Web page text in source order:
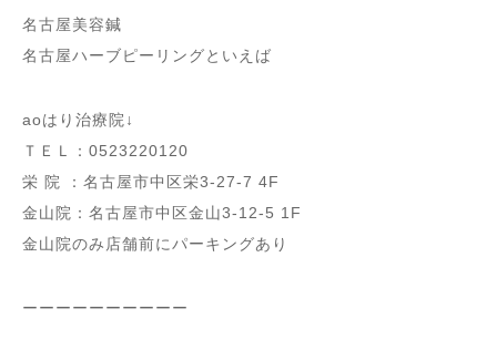
名古屋美容鍼
名古屋ハーブピーリングといえば
aoはり治療院↓
ＴＥＬ：0523220120
栄 院 ：名古屋市中区栄3-27-7 4F
金山院：名古屋市中区金山3-12-5 1F
金山院のみ店舗前にパーキングあり
ーーーーーーーーーー